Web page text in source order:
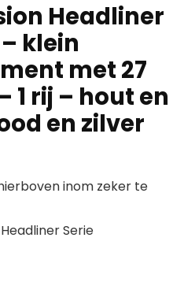
Headliner
klein
met 27
1 rij – hout en
en zilver
inom zeker te
Serie